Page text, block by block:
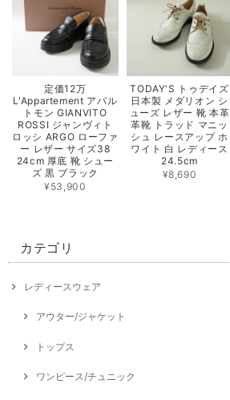
定価12万
L'Appartement アパル
トモン GIANVITO
ROSSI ジャンヴィト
ロッシ ARGO ローファ
ー レザー サイズ38
24cm 厚底 靴 シュー
ズ 黒 ブラック
¥53,900
TODAY'S トゥデイズ
日本製 メダリオン シ
ューズ レザー 靴 本革
革靴 トラッド マニッ
シュ レースアップ ホ
ワイト 白 レディース
24.5cm
¥8,690
カテゴリ
レディースウェア
アウター/ジャケット
トップス
ワンピース/チュニック